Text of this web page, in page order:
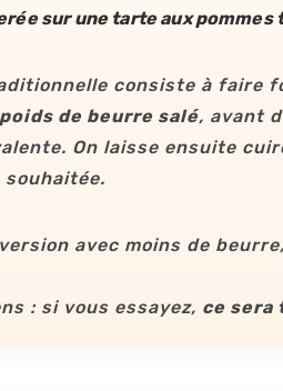
sur une tarte aux pommes
consiste à faire
de beurre salé, avant
On laisse ensuite
avec moins de
: si vous essayez, ce sera